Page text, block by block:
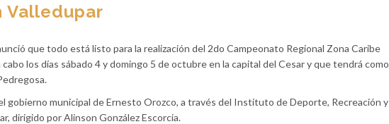
Valledupar
que todo está listo para la realización del 2do Campeonato Regional Zona Caribe
los días sábado 4 y domingo 5 de octubre en la capital del Cesar y que tendrá como
gobierno municipal de Ernesto Orozco, a través del Instituto de Deporte, Recreación y
dirigido por Alinson González Escorcia.